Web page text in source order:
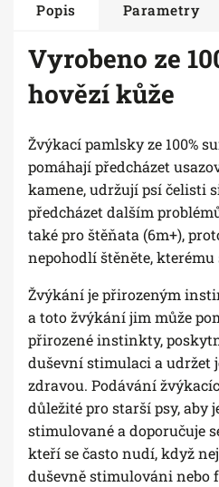
Popis Parametry
Vyrobeno ze
hovězí kůže
Žvýkací pamlsky ze 100%
pomáhají předcházet
kamene, udržují psí čelisti
předcházet dalším
také pro štěňata (6m+),
nepohodlí štěněte, kterému
Žvýkání je přirozeným
a toto žvýkání jim může
přirozené instinkty,
duševní stimulaci a udržet
zdravou. Podávání
důležité pro starší psy, aby
stimulované a doporučuje
kteří se často nudí, když
duševně stimulováni nebo